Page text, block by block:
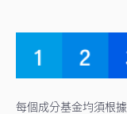
每個成分基金均須根